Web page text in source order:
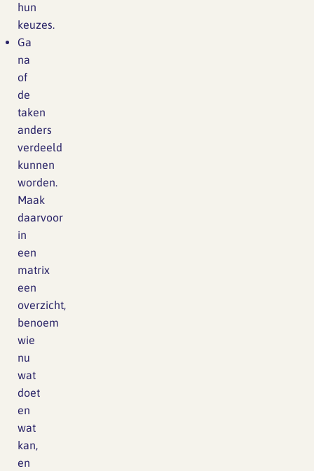
hun
keuzes.
Ga
na
of
de
taken
anders
verdeeld
kunnen
worden.
Maak
daarvoor
in
een
matrix
een
overzicht,
benoem
wie
nu
wat
doet
en
wat
kan,
en